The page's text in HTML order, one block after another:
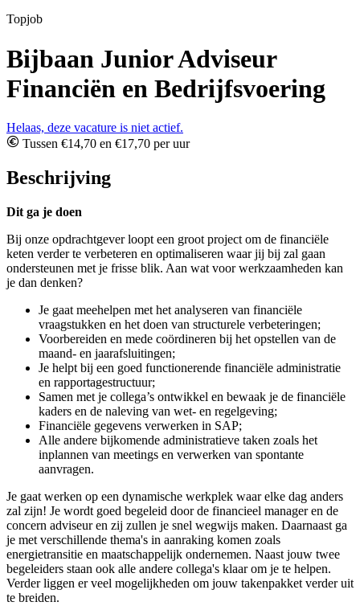
Topjob
Bijbaan Junior Adviseur
Financiën en Bedrijfsvoering
Helaas, deze vacature is niet actief.
Tussen €14,70 en €17,70 per uur
Beschrijving
Dit ga je doen
Bij onze opdrachtgever loopt een groot project om de financiële
keten verder te verbeteren en optimaliseren waar jij bij zal gaan
ondersteunen met je frisse blik. Aan wat voor werkzaamheden kan
je dan denken?
Je gaat meehelpen met het analyseren van financiële
vraagstukken en het doen van structurele verbeteringen;
Voorbereiden en mede coördineren bij het opstellen van de
maand- en jaarafsluitingen;
Je helpt bij een goed functionerende financiële administratie
en rapportagestructuur;
Samen met je collega’s ontwikkel en bewaak je de financiële
kaders en de naleving van wet- en regelgeving;
Financiële gegevens verwerken in SAP;
Alle andere bijkomende administratieve taken zoals het
inplannen van meetings en verwerken van spontante
aanvragen.
Je gaat werken op een dynamische werkplek waar elke dag anders
zal zijn! Je wordt goed begeleid door de financieel manager en de
concern adviseur en zij zullen je snel wegwijs maken. Daarnaast ga
je met verschillende thema's in aanraking komen zoals
energietransitie en maatschappelijk ondernemen. Naast jouw twee
begeleiders staan ook alle andere collega's klaar om je te helpen.
Verder liggen er veel mogelijkheden om jouw takenpakket verder uit
te breiden.